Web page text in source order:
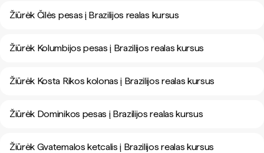
Žiūrėk Čilės pesas į Brazilijos realas kursus
Žiūrėk Kolumbijos pesas į Brazilijos realas kursus
Žiūrėk Kosta Rikos kolonas į Brazilijos realas kursus
Žiūrėk Dominikos pesas į Brazilijos realas kursus
Žiūrėk Gvatemalos ketcalis į Brazilijos realas kursus